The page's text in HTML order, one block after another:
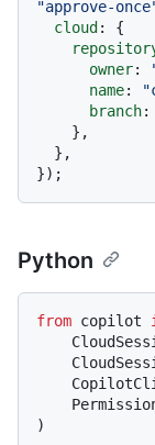
"approve-
cloud : {
owner:
name:
branch:
Python
from copilot
)